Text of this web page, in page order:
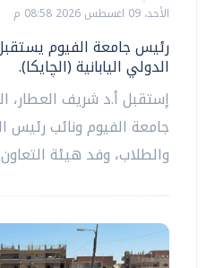
الأحد، 09 اغسطس 2026 08:58 م
رئيس جامعة الفيوم
الدولي اليابانية (الچايكا).
إستقبل أ.د شريف العطار،
جامعة الفيوم ونائب رئيس
والطلاب، وفد هيئة التعاون